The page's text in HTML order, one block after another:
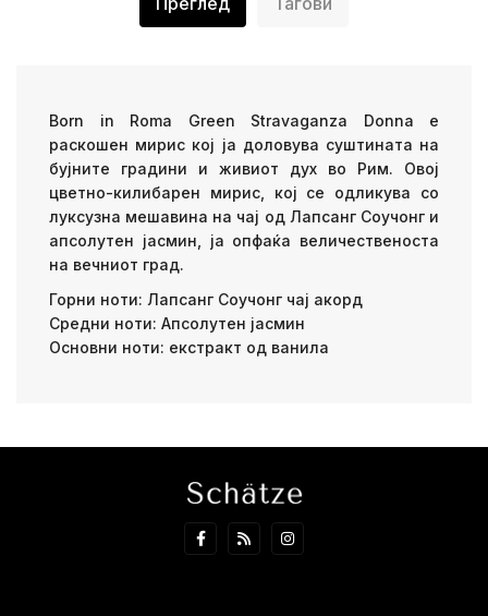
Born in Roma Green Stravaganza Donna е
раскошен мирис кој ја доловува суштината на
бујните градини и живиот дух во Рим.
Овој
цветно-килибарен мирис, кој се одликува со
луксузна мешавина на чај од Лапсанг Соучонг и
апсолутен јасмин, ја опфаќа величественоста
на вечниот град.
Горни ноти: Лапсанг Соучонг чај акорд
Средни ноти: Апсолутен јасмин
Основни ноти: екстракт од ванила